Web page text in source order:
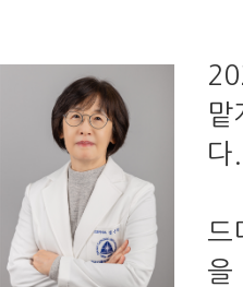
맡
다
드
을